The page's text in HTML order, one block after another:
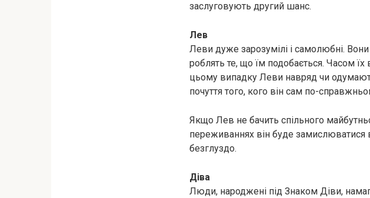
заслуговують другий шанс.
Лев
Леви дуже зарозумілі і самолюбні.
роблять те, що їм подобається. Часом
цьому випадку Леви навряд чи
почуття того, кого він сам по-
Якщо Лев не бачить спільного
переживаннях він буде
безглуздо.
Діва
Люди, народжені під Знаком Діви,